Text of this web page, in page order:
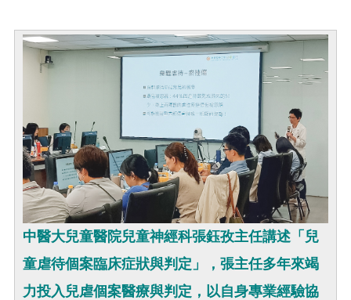
中醫大兒童醫院兒童神經科張鈺孜主任講述「兒
童虐待個案臨床症狀與判定」，張主任多年來竭
力投入兒虐個案醫療與判定，以自身專業經驗協